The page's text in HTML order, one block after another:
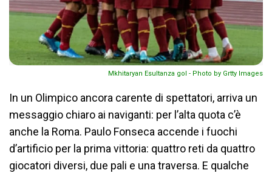
Mkhitaryan Esultanza gol - Photo by Grtty Images
In un Olimpico ancora carente di spettatori, arriva un
messaggio chiaro ai naviganti: per l’alta quota c’è
anche la Roma. Paulo Fonseca accende i fuochi
d’artificio per la prima vittoria: quattro reti da quattro
giocatori diversi, due pali e una traversa. E qualche